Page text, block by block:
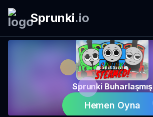
Sprunki.io
Sprunki Buharlaşmış
Hemen Oyna